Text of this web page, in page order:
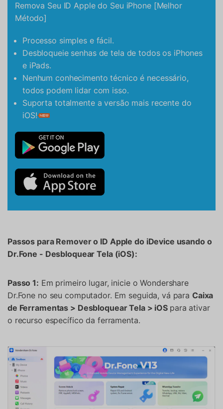
Remova Seu ID Apple do Seu iPhone [Melhor
Método]
Processo simples e fácil.
Desbloqueie senhas de tela de todos os iPhones
e iPads.
Nenhum conhecimento técnico é necessário,
todos podem lidar com isso.
Suporta totalmente a versão mais recente do
iOS!
Passos para Remover o ID Apple do iDevice usando o
Dr.Fone - Desbloquear Tela (iOS):
Passo 1: Em primeiro lugar, inicie o Wondershare
Dr.Fone no seu computador. Em seguida, vá para Caixa
de Ferramentas > Desbloquear Tela > iOS para ativar
o recurso específico da ferramenta.